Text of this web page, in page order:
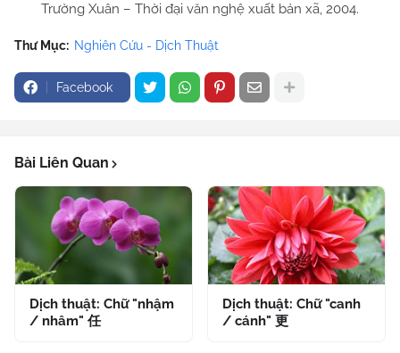
Trường Xuân – Thời đại văn nghệ xuất bản xã, 2004.
Thư Mục: Nghiên Cứu - Dịch Thuật
Facebook
Bài Liên Quan
Dịch thuật: Chữ "nhậm
/ nhâm" 任
Dịch thuật: Chữ "canh
/ cánh" 更